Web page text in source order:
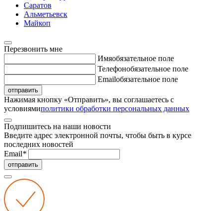
Саратов
Альметьевск
Майкоп
Перезвонить мне
Имяобязательное поле
Телефонобязательное поле
Emailобязательное поле
отправить
Нажимая кнопку «Отправить», вы соглашаетесь с
условиямиполитики обработки персональных данных
Подпишитесь на наши новости
Введите адрес электронной почты, чтобы быть в курсе
последних новостей
Email*
отправить